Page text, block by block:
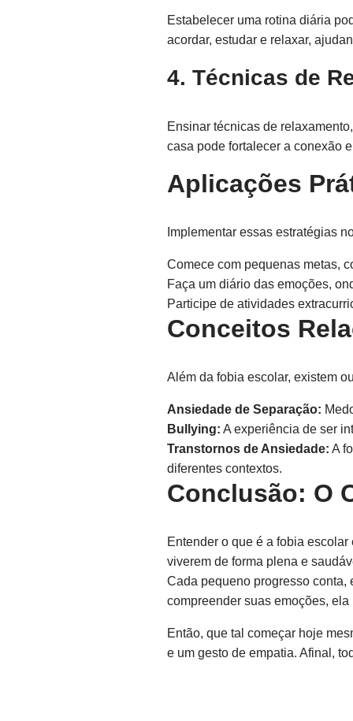
Estabelecer uma rotina diária
acordar, estudar e relaxar,
4. Técnicas de
Ensinar técnicas de
casa pode fortalecer a conexão
Aplicações
Implementar essas estratégias
Comece com pequenas metas,
Faça um diário das emoções,
Participe de atividades
Conceitos
Além da fobia escolar, existem
Ansiedade de Separação:
Bullying: A experiência de ser
Transtornos de Ansiedade: A
diferentes contextos.
Conclusão: O
Entender o que é a fobia
viverem de forma plena e
Cada pequeno progresso conta,
compreender suas emoções,
Então, que tal começar hoje
e um gesto de empatia. Afinal,